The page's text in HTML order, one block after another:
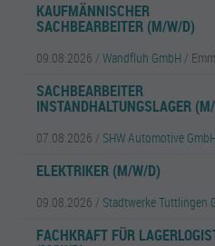
KAUFMÄNNISCHER
SACHBEARBEITER (M/W/D)
09.08.2026 / Wandfluh GmbH /
SACHBEARBEITER
INSTANDHALTUNGSLAGER
07.08.2026 / SHW Automotive GmbH
ELEKTRIKER (M/W/D)
09.08.2026 / Stadtwerke Tuttlingen
FACHKRAFT FÜR